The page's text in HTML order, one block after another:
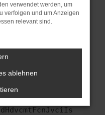
nicht mehr
Wir werden
um uns bei der
verwendet werden, um
verfolgen und um Anzeigen
relevant sind.
ablehnen